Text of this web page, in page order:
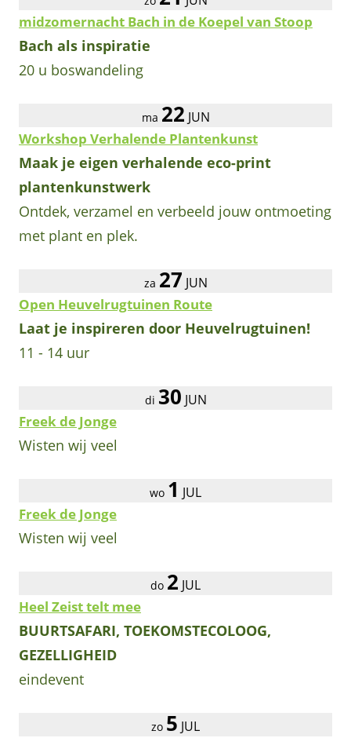
midzomernacht Bach in de Koepel van Stoop
Bach als inspiratie
20 u boswandeling
ma 22 JUN
Workshop Verhalende Plantenkunst
Maak je eigen verhalende eco-print
plantenkunstwerk
Ontdek, verzamel en verbeeld jouw ontmoeting
met plant en plek.
za 27 JUN
Open Heuvelrugtuinen Route
Laat je inspireren door Heuvelrugtuinen!
11 - 14 uur
di 30 JUN
Freek de Jonge
Wisten wij veel
wo 1 JUL
Freek de Jonge
Wisten wij veel
do 2 JUL
Heel Zeist telt mee
BUURTSAFARI, TOEKOMSTECOLOOG,
GEZELLIGHEID
eindevent
zo 5 JUL